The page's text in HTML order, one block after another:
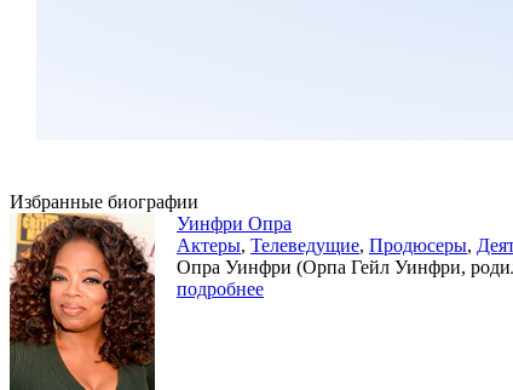
Избранные биографии
Уинфри Опра
Актеры, Телеведущие, Продюсеры,
Опра Уинфри (Орпа Гейл Уинфри,
подробнее